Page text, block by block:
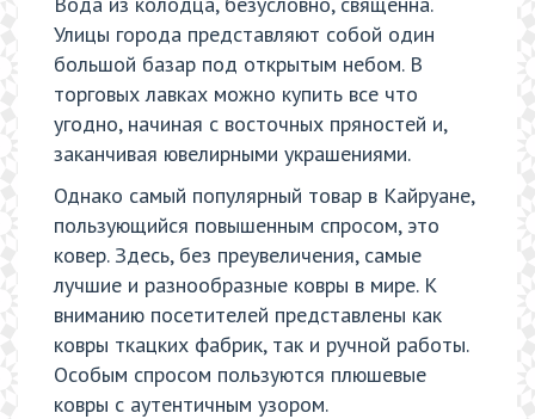
Улицы города представляют собой один
большой базар под открытым небом. В
торговых лавках можно купить все что
угодно, начиная с восточных пряностей и,
заканчивая ювелирными украшениями.
Однако самый популярный товар в Кайруане,
пользующийся повышенным спросом, это
ковер. Здесь, без преувеличения, самые
лучшие и разнообразные ковры в мире. К
вниманию посетителей представлены как
ковры ткацких фабрик, так и ручной работы.
Особым спросом пользуются плюшевые
ковры с аутентичным узором.